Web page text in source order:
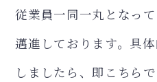
従業員一同一丸となっ
邁進しております。 具
しましたら、即こちら